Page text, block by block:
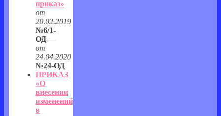
приказ»
от
20.02.2019
№6/1-
ОД —
от
24.04.2020
№24-ОД
ПРИКАЗ
«О
внесении
изменений
в